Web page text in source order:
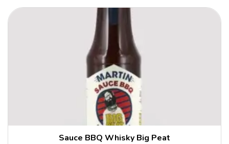
Sauce BBQ Whisky Big Peat